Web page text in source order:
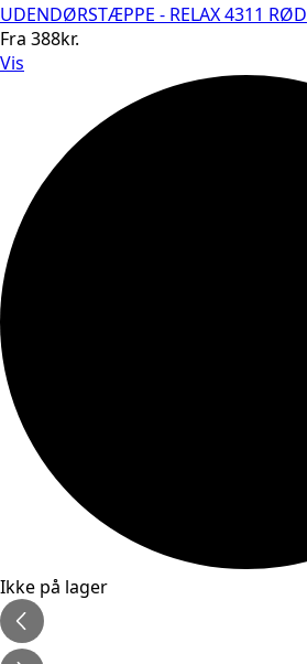
UDENDØRSTÆPPE - RELAX 4311 RØD
Fra 388kr.
Vis
Ikke på lager